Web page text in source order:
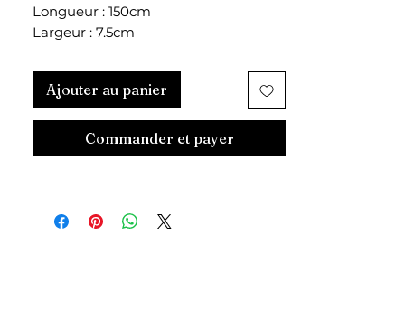
Longueur : 150cm
Largeur : 7.5cm
Ajouter au panier
Commander et payer